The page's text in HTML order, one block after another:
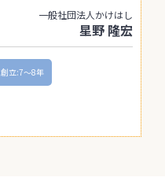
一般社団法人かけはし
星野 隆宏
創立:7〜8年